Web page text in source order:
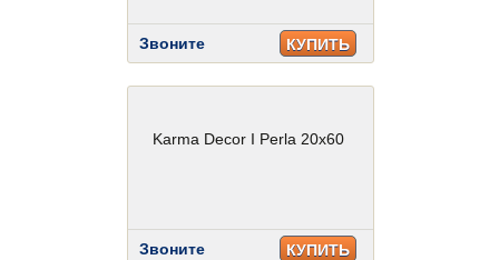
Звоните КУПИТЬ
Karma Decor I Perla 20x60
Звоните КУПИТЬ